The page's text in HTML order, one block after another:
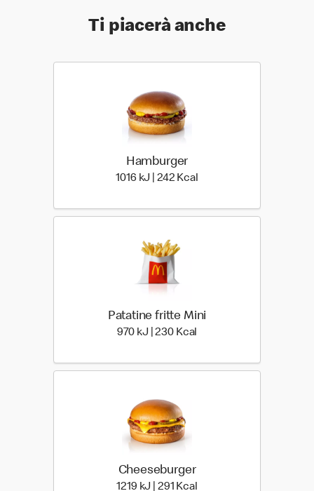
Ti piacerà anche
Hamburger
1016 kJ | 242 Kcal
Patatine fritte Mini
970 kJ | 230 Kcal
Cheeseburger
1219 kJ | 291 Kcal